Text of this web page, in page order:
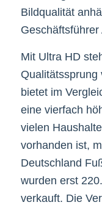
Bildqualität
Mit Ultra HD
Qualitätssprung
bietet im
eine vierfach
vielen
vorhanden ist,
Deutschland
wurden erst
verkauft. Die